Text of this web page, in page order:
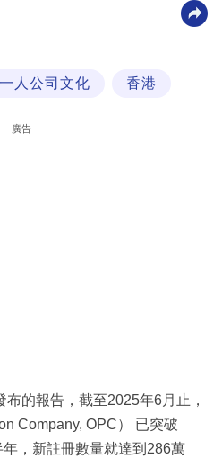
一人公司文化 香港
廣告
的報告，截至2025年6月止，
Company, OPC） 已突破
，新註冊數量就達到286萬